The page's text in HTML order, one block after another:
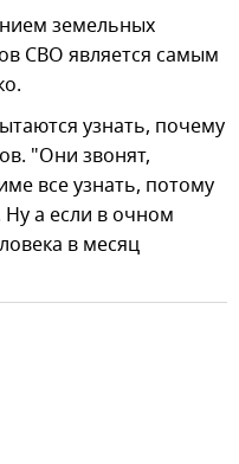
земельных
СВО является самым
узнать, почему
"Они звонят,
все узнать, потому
а если в очном
в месяц